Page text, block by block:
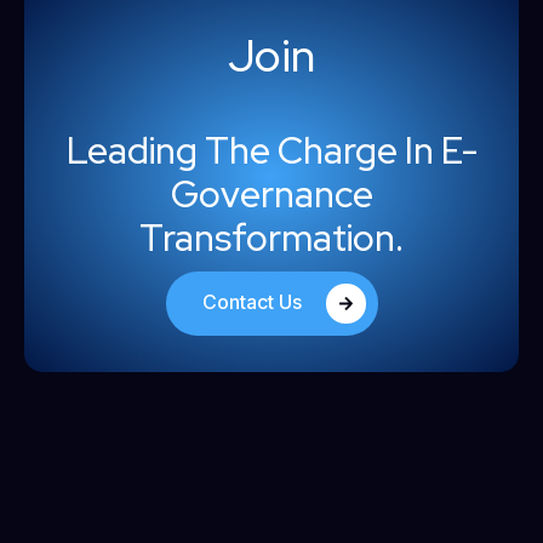
Join
Leading The Charge In E-
Governance
Transformation.
Contact Us